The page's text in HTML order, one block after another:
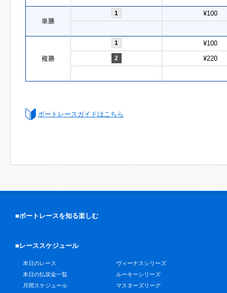
単勝
1 ¥100
複勝
1 ¥100
2 ¥220
ボートレースガイドはこちら
■ボートレースを知る楽しむ
■レーススケジュール
本日のレース
本日の払戻金一覧
月間スケジュール
ヴィーナスシリーズ
ルーキーシリーズ
マスターズリーグ